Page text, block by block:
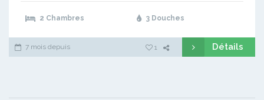
2 Chambres 3 Douches
7 mois depuis 1 Détails